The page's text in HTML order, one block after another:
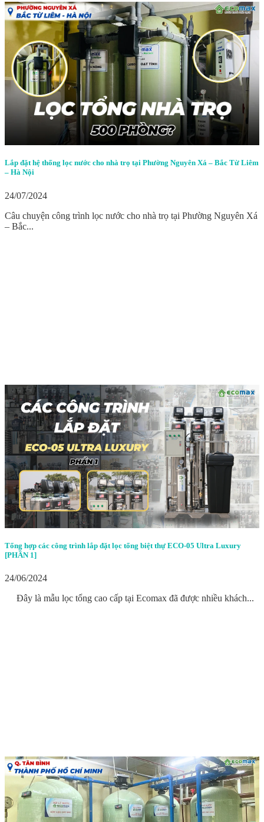
Lắp đặt hệ thống lọc nước cho nhà trọ tại Phường Nguyên Xá – Bắc Từ Liêm
– Hà Nội
24/07/2024
Câu chuyện công trình lọc nước cho nhà trọ tại Phường Nguyên Xá
– Bắc...
Tổng hợp các công trình lắp đặt lọc tổng biệt thự ECO-05 Ultra Luxury
[PHẦN 1]
24/06/2024
Đây là mẫu lọc tổng cao cấp tại Ecomax đã được nhiều khách...